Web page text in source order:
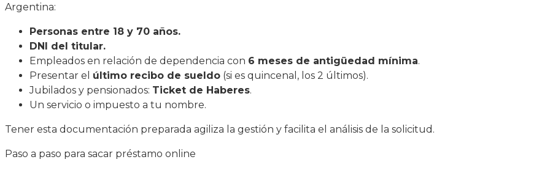
Argentina:
Personas entre 18 y 70 años.
DNI del titular.
Empleados en relación de dependencia con 6 meses de antigüedad mínima.
Presentar el último recibo de sueldo (si es quincenal, los 2 últimos).
Jubilados y pensionados: Ticket de Haberes.
Un servicio o impuesto a tu nombre.
Tener esta documentación preparada agiliza la gestión y facilita el análisis de la solicitud.
Paso a paso para sacar préstamo online